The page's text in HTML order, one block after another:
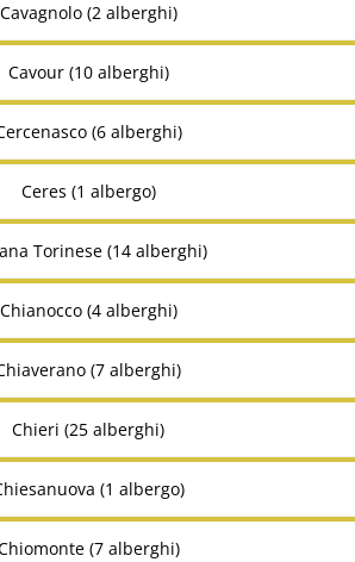
Cavagnolo (2 alberghi)
Cavour (10 alberghi)
(6 alberghi)
Ceres (1 albergo)
Torinese (14 alberghi)
Chianocco (4 alberghi)
(7 alberghi)
Chieri (25 alberghi)
(1 albergo)
(7 alberghi)